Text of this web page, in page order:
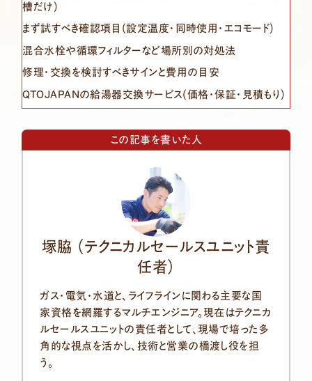
槽だけ)
まず試すべき確認項目(設定温度・同時使用・エコモード)
混合水栓や循環フィルターなど場所別の対処法
修理・交換を検討すべきサインと費用の目安
QTOJAPANの給湯器交換サービス(価格・保証・見積もり)
この記事を書いた人
塚脇 （テクニカルセールスユニット責
任者）
ガス・電気・水道と、ライフラインに関わる主要な国
家資格を網羅するマルチエンジニア。現在はテクニカ
ルセールスユニットの責任者として、現場で培った多
角的な視点を活かし、技術と営業の橋渡し役を担
う。